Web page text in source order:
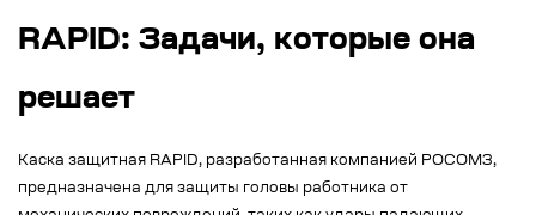
RAPID: Задачи, которые она
решает
Каска защитная RAPID, разработанная компанией РОСОМЗ,
предназначена для защиты головы работника от